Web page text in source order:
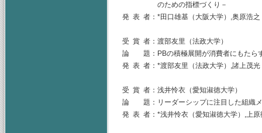
のための指標づくり－
発 表 者：*田口雄基（大阪大学）,奥原浩
受 賞 者：渡部友里（法政大学）
論 題：PBの積極展開が消費者にもたら
発 表 者：*渡部友里（法政大学）,諸上茂光
受 賞 者：浅井怜衣（愛知淑徳大学）
論 題：リーダーシップに注目した組織メ
発 表 者：*浅井怜衣（愛知淑徳大学）,上原